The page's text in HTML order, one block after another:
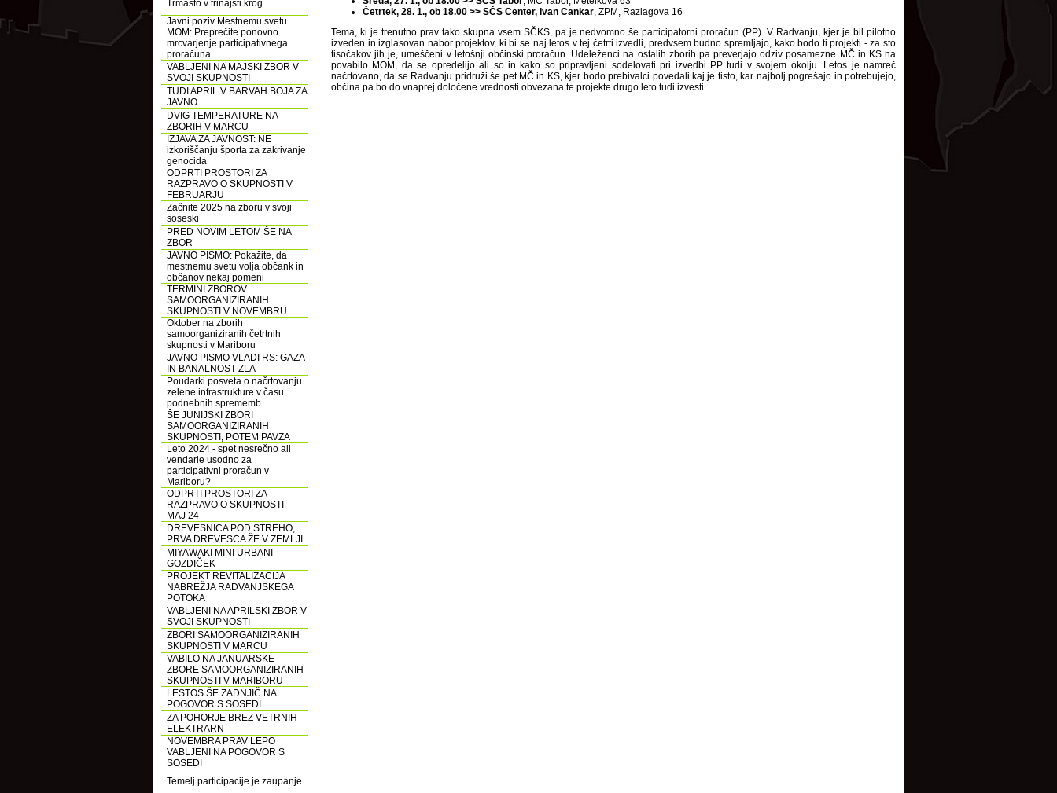
Trmasto v trinajsti krog
Javni poziv Mestnemu svetu
MOM: Preprečite ponovno
mrcvarjenje participativnega
proračuna
VABLJENI NA MAJSKI ZBOR V
SVOJI SKUPNOSTI
TUDI APRIL V BARVAH BOJA ZA
JAVNO
DVIG TEMPERATURE NA
ZBORIH V MARCU
IZJAVA ZA JAVNOST: NE
izkoriščanju športa za zakrivanje
genocida
ODPRTI PROSTORI ZA
RAZPRAVO O SKUPNOSTI V
FEBRUARJU
Začnite 2025 na zboru v svoji
soseski
PRED NOVIM LETOM ŠE NA
ZBOR
JAVNO PISMO: Pokažite, da
mestnemu svetu volja občank in
občanov nekaj pomeni
TERMINI ZBOROV
SAMOORGANIZIRANIH
SKUPNOSTI V NOVEMBRU
Oktober na zborih
samoorganiziranih četrtnih
skupnosti v Mariboru
JAVNO PISMO VLADI RS: GAZA
IN BANALNOST ZLA
Poudarki posveta o načrtovanju
zelene infrastrukture v času
podnebnih sprememb
ŠE JUNIJSKI ZBORI
SAMOORGANIZIRANIH
SKUPNOSTI, POTEM PAVZA
Leto 2024 - spet nesrečno ali
vendarle usodno za
participativni proračun v
Mariboru?
ODPRTI PROSTORI ZA
RAZPRAVO O SKUPNOSTI –
MAJ 24
DREVESNICA POD STREHO,
PRVA DREVESCA ŽE V ZEMLJI
MIYAWAKI MINI URBANI
GOZDIČEK
PROJEKT REVITALIZACIJA
NABREŽJA RADVANJSKEGA
POTOKA
VABLJENI NA APRILSKI ZBOR V
SVOJI SKUPNOSTI
ZBORI SAMOORGANIZIRANIH
SKUPNOSTI V MARCU
VABILO NA JANUARSKE
ZBORE SAMOORGANIZIRANIH
SKUPNOSTI V MARIBORU
LESTOS ŠE ZADNJIČ NA
POGOVOR S SOSEDI
ZA POHORJE BREZ VETRNIH
ELEKTRARN
NOVEMBRA PRAV LEPO
VABLJENI NA POGOVOR S
SOSEDI
Temelj participacije je zaupanje
Četrtek, 28. 1., ob 18.00 >> SČS Center, Ivan Cankar, ZPM, Razlagova 16
Tema, ki je trenutno prav tako skupna vsem SČKS, pa je nedvomno še participatorni proračun (PP). V Radvanju, kjer je bil pilotno
izveden in izglasovan nabor projektov, ki bi se naj letos v tej četrti izvedli, predvsem budno spremljajo, kako bodo ti projekti - za sto
tisočakov jih je, umeščeni v letošnji občinski proračun. Udeleženci na ostalih zborih pa preverjajo odziv posamezne MČ in KS na
povabilo MOM, da se opredelijo ali so in kako so pripravljeni sodelovati pri izvedbi PP tudi v svojem okolju. Letos je namreč
načrtovano, da se Radvanju pridruži še pet MČ in KS, kjer bodo prebivalci povedali kaj je tisto, kar najbolj pogrešajo in potrebujejo,
občina pa bo do vnaprej določene vrednosti obvezana te projekte drugo leto tudi izvesti.